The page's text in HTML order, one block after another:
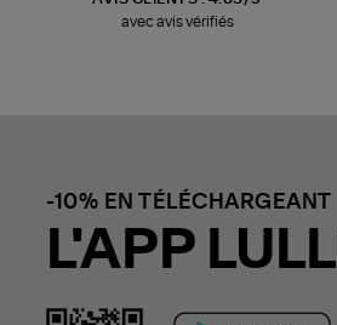
avec avis vérifiés
-10% EN TÉLÉCHARGEANT
L'APP LULLI